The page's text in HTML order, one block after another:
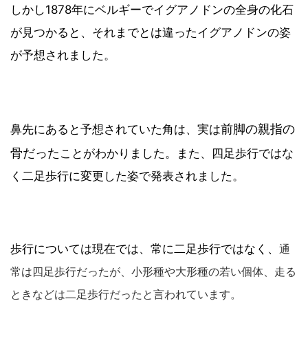
しかし1878年にベルギーでイグアノドンの全身の化石
が見つかると、それまでとは違ったイグアノドンの姿
が予想されました。
鼻先にあると予想されていた角は、実は前脚の親指の
骨だった ことがわかりました。また、四足歩行ではな
く二足歩行に変更した姿で発表されました。
歩行については現在では、常に二足歩行ではなく、 通
常は四足歩行だったが、小形種や大形種の若い個体、走る
ときなどは二足歩行だったと言われています。